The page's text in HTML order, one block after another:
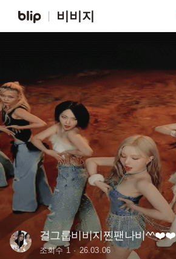
비비지
걸그룹비비지찐팬나비^^❤️❤️
조회수 1 26.03.06